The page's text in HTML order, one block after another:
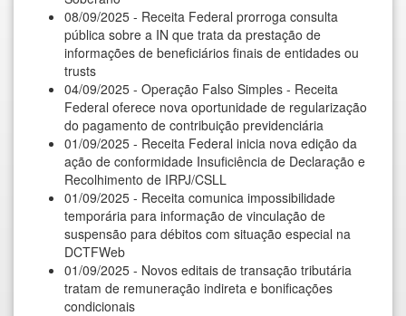
08/09/2025 - Receita Federal prorroga consulta
pública sobre a IN que trata da prestação de
informações de beneficiários finais de entidades ou
trusts
04/09/2025 - Operação Falso Simples - Receita
Federal oferece nova oportunidade de regularização
do pagamento de contribuição previdenciária
01/09/2025 - Receita Federal inicia nova edição da
ação de conformidade Insuficiência de Declaração e
Recolhimento de IRPJ/CSLL
01/09/2025 - Receita comunica impossibilidade
temporária para informação de vinculação de
suspensão para débitos com situação especial na
DCTFWeb
01/09/2025 - Novos editais de transação tributária
tratam de remuneração indireta e bonificações
condicionais